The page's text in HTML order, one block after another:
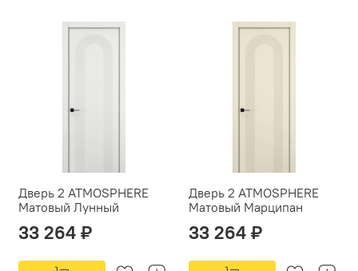
Дверь 2 ATMOSPHERE
Матовый Лунный
33 264 ₽
Дверь 2 ATMOSPHERE
Матовый Марципан
33 264 ₽